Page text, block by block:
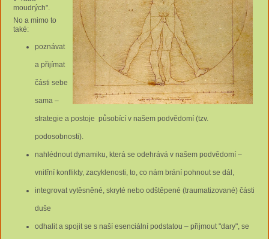
moudrých".
No a mimo to
také:
poznávat
a přijímat
části sebe
sama –
strategie a postoje působící v našem podvědomí (tzv.
podosobnosti).
nahlédnout dynamiku, která se odehrává v našem podvědomí –
vnitřní konflikty, zacyklenosti, to, co nám brání pohnout se dál,
integrovat vytěsněné, skryté nebo odštěpené (traumatizované) části
duše
odhalit a spojit se s naší esenciální podstatou – přijmout "dary", se